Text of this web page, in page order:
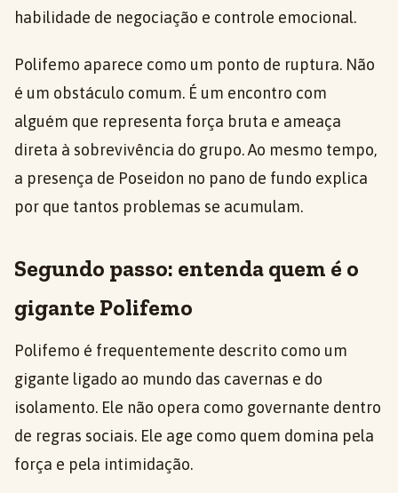
habilidade de negociação e controle emocional.
Polifemo aparece como um ponto de ruptura. Não
é um obstáculo comum. É um encontro com
alguém que representa força bruta e ameaça
direta à sobrevivência do grupo. Ao mesmo tempo,
a presença de Poseidon no pano de fundo explica
por que tantos problemas se acumulam.
Segundo passo: entenda quem é o
gigante Polifemo
Polifemo é frequentemente descrito como um
gigante ligado ao mundo das cavernas e do
isolamento. Ele não opera como governante dentro
de regras sociais. Ele age como quem domina pela
força e pela intimidação.